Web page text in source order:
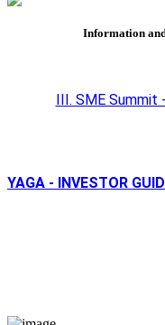
Information
III. SME Summit
YAGA - INVESTOR